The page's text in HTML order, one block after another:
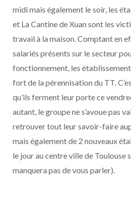
midi mais également le soir, les
et La Cantine de Xuan sont les
travail à la maison. Comptant en
salariés présents sur le secteur
fonctionnement, les
fort de la pérennisation du TT.
qu’ils ferment leur porte ce
autant, le groupe ne s’avoue pas
retrouver tout leur savoir-faire
mais également de 2 nouveaux
le jour au centre ville de Toulouse
manquera pas de vous parler).